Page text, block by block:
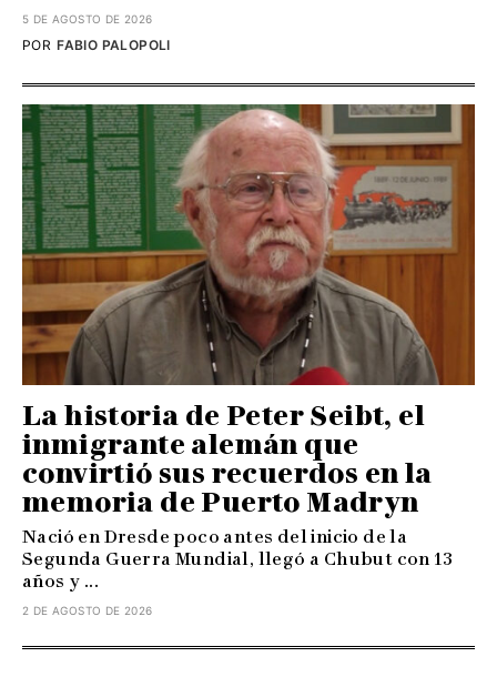
5 DE AGOSTO DE 2026
FABIO PALOPOLI
POR
La historia de Peter Seibt, el
inmigrante alemán que
convirtió sus recuerdos en la
memoria de Puerto Madryn
Nació en Dresde poco antes del inicio de la
Segunda Guerra Mundial, llegó a Chubut con 13
años y ...
2 DE AGOSTO DE 2026